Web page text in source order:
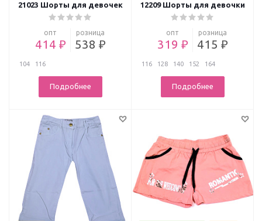
21023 Шорты для девочек
опт
414 ₽
розница
538 ₽
104 116
Подробнее
12209 Шорты для девочки
опт
319 ₽
розница
415 ₽
116 128 140 152 164
Подробнее